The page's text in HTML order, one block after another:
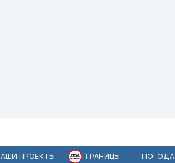
ПРОЕКТЫ ГРАНИЦЫ ПОГОДА